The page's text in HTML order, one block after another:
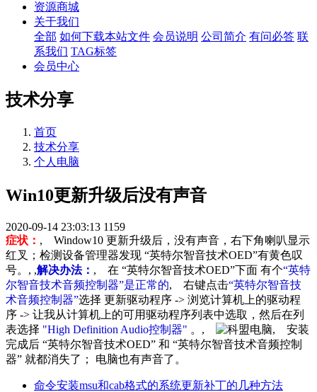
资源商城
关于我们
全部 如何下载本站文件 会员说明 公司简介 有问必答 联
系我们 TAG标签
会员中心
技术分享
首页
技术分享
个人电脑
Win10更新升级后没有声音
2020-09-14 23:03:13 1159
症状： , Window10 更新升级后，没有声音，右下角喇叭显示
红叉；检测设备管理器发现 “英特尔智音技术OED”有黄色叹
号。, ,解决办法： , 在 “英特尔智音技术OED”下面 有个“英特
尔智音技术音频控制器”是正常的, 右键点击“英特尔智音技
术音频控制器”选择 更新驱动程序 -> 浏览计算机上的驱动程
序 -> 让我从计算机上的可用驱动程序列表中选取，然后在列
表选择 "High Definition Audio控制器" 。,
, 安装
完成后 “英特尔智音技术OED” 和 “英特尔智音技术音频控制
器” 就都消失了； 电脑也有声音了。
命令安装msu和cab格式的系统更新补丁的几种方法